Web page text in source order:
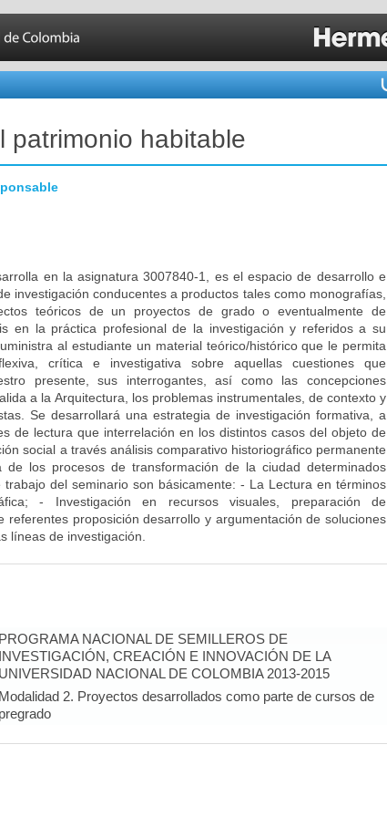
patrimonio habitable
en la asignatura 3007840-1, es el espacio de desarrollo e
investigación conducentes a productos tales como monografías,
teóricos de un proyectos de grado o eventualmente de
en la práctica profesional de la investigación y referidos a su
al estudiante un material teórico/histórico que le permita
crítica e investigativa sobre aquellas cuestiones que
presente, sus interrogantes, así como las concepciones
a la Arquitectura, los problemas instrumentales, de contexto y
Se desarrollará una estrategia de investigación formativa, a
de lectura que interrelación en los distintos casos del objeto de
social a través análisis comparativo historiográfico permanente
los procesos de transformación de la ciudad determinados
del seminario son básicamente: - La Lectura en términos
- Investigación en recursos visuales, preparación de
referentes proposición desarrollo y argumentación de soluciones
líneas de investigación.
PROGRAMA NACIONAL DE SEMILLEROS DE
INVESTIGACIÓN, CREACIÓN E INNOVACIÓN DE LA
UNIVERSIDAD NACIONAL DE COLOMBIA 2013-2015
Modalidad 2. Proyectos desarrollados como parte de cursos de
pregrado